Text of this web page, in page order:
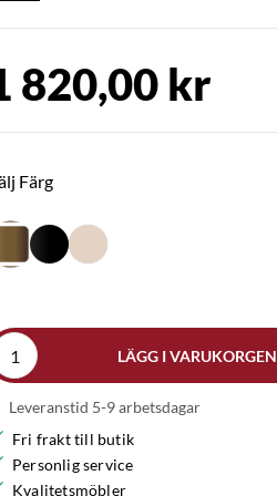
820,00 kr
Färg
LÄGG I VARUKORGEN
Leveranstid 5-9 arbetsdagar
Fri frakt till butik
Personlig service
Kvalitetsmöbler